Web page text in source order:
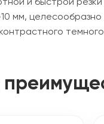
мм, целесообразно